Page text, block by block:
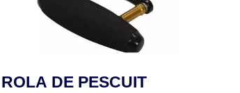
ROLA DE PESCUIT